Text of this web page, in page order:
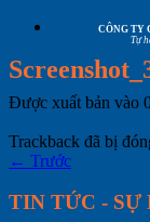
CÔNG TY
Tự
Được xuất bản vào
Trackback đã bị
← Trước
TIN TỨC -